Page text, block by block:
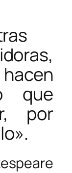
que
por